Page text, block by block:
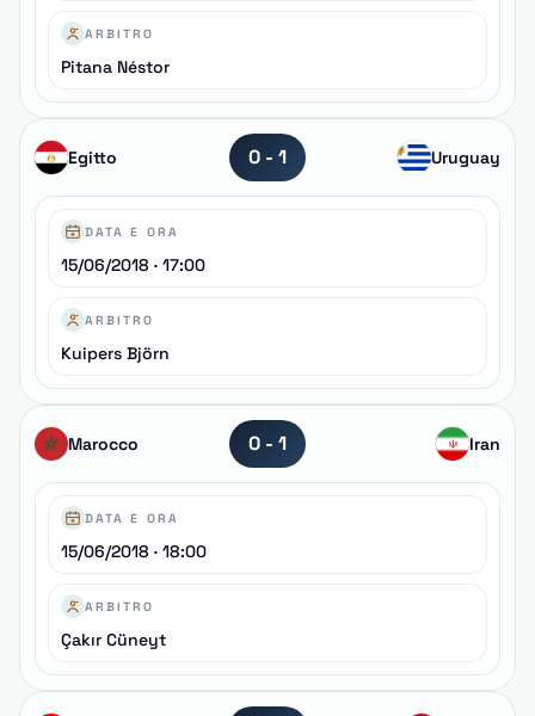
ARBITRO
Pitana Néstor
Egitto 0 - 1 Uruguay
DATA E ORA
15/06/2018 · 17:00
ARBITRO
Kuipers Björn
Marocco 0 - 1 Iran
DATA E ORA
15/06/2018 · 18:00
ARBITRO
Çakır Cüneyt